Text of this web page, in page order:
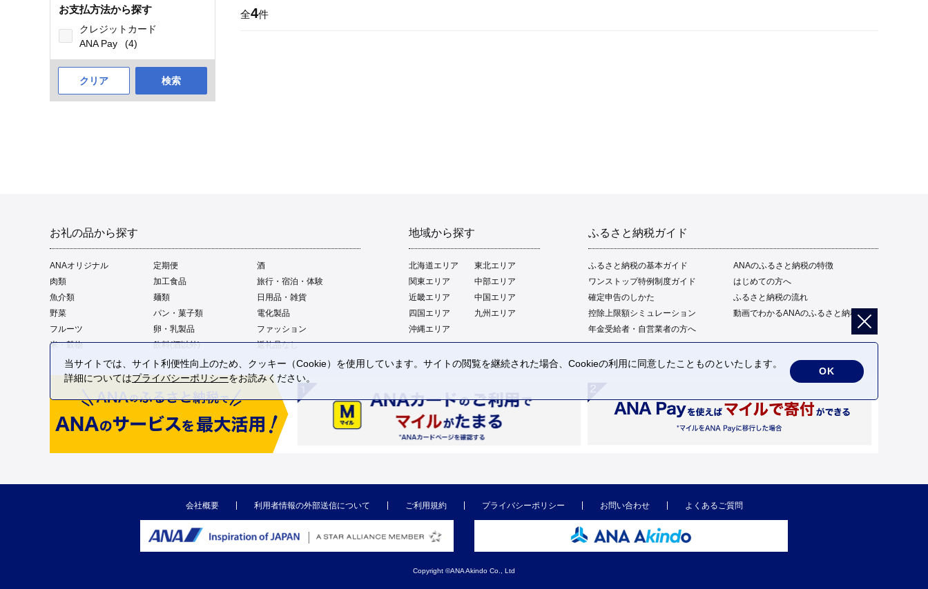
お支払方法から探す
クレジットカード
ANA Pay
(4)
クリア 検索
全4件
お礼の品から探す
ANAオリジナル 定期便
酒
肉類
加工食品
旅行・宿泊・体験
魚介類
麺類
日用品・雑貨
野菜
パン・菓子類
電化製品
フルーツ
卵・乳製品
ファッション
米・穀物
飲料(酒以外) 返礼品なし
地域から探す
北海道エリア
東北エリア
関東エリア
中部エリア
近畿エリア
中国エリア
四国エリア
九州エリア
沖縄エリア
ふるさと納税ガイド
ふるさと納税の基本ガイド
ANAのふるさと納税の特徴
ワンストップ特例制度ガイド
はじめての方へ
確定申告のしかた
ふるさと納税の流れ
控除上限額シミュレーション
動画でわかるANAのふるさと納税
年金受給者・自営業者の方へ
会社概要 利用者情報の外部送信について ご利用規約 プライバシーポリシー お問い合わせ よくあるご質問
Copyright ©ANA Akindo Co., Ltd
当サイトでは、サイト利便性向上のため、クッキー（Cookie）を使用しています。サイトの閲覧を継続された場合、Cookieの利用に同意したことものといたします。
詳細についてはプライバシーポリシーをお読みください。
OK